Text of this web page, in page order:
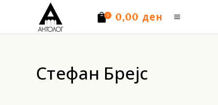
0 0,00 ден
Стефан Брејс